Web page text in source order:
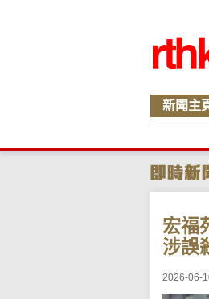
新聞主
宏福
涉誤
2026-06-